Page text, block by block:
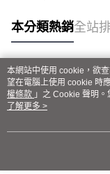
本分類熱銷全站
熱門標籤
本網站中使用 cookie，欲
望在電腦上使用 cookie 時
權條款 」之 Cookie 聲明
用條款之 Cookie 聲明使用
了解更多 >